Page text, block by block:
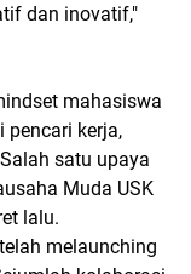
dan inovatif,"
mahasiswa
pencari kerja,
satu upaya
Muda USK
lalu.
melaunching